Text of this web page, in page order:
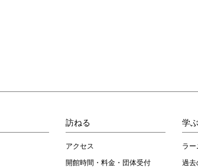
訪ねる
アクセス
開館時間・料金・団体受付
学ぶ
ラ
過去